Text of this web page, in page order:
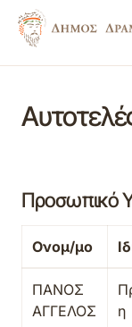
Προσωπικό
Ονομ/μο
ΠΑΝΟΣ
ΑΓΓΕΛΟΣ
η